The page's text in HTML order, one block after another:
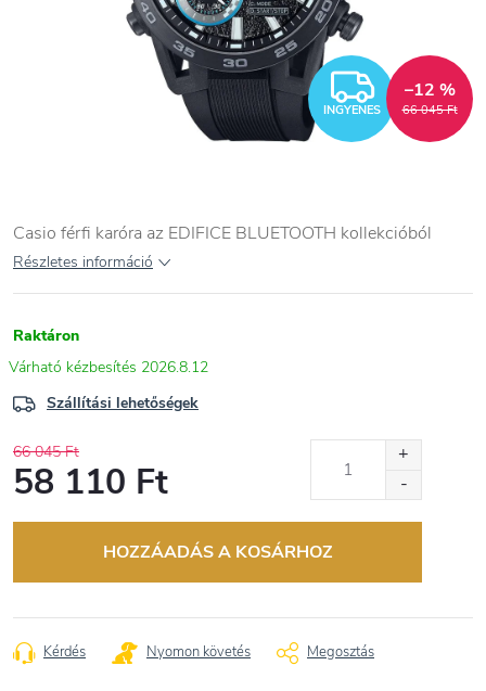
INGYENES 66 045 Ft
–12 %
Casio férfi karóra az EDIFICE BLUETOOTH kollekcióból
Részletes információ
Raktáron
2026.8.12
Szállítási lehetőségek
66 045 Ft
58 110 Ft
HOZZÁADÁS A KOSÁRHOZ
Kérdés Nyomon követés Megosztás